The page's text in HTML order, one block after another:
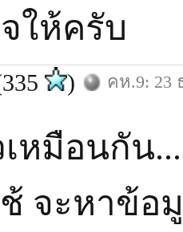
ให้ครับ
) คห.9: 23
หมือนกัน
จะหาข้อ